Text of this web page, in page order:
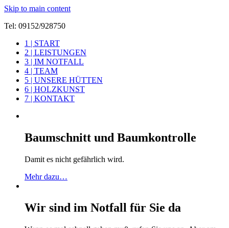
Skip to main content
Tel: 09152/928750
Baumbiber & Gartenputzer
Eine weitere WordPress-Seite
1 | START
2 | LEISTUNGEN
3 | IM NOTFALL
4 | TEAM
5 | UNSERE HÜTTEN
6 | HOLZKUNST
7 | KONTAKT
Baumschnitt und Baumkontrolle
Damit es nicht gefährlich wird.
Mehr dazu…
Wir sind im Notfall für Sie da